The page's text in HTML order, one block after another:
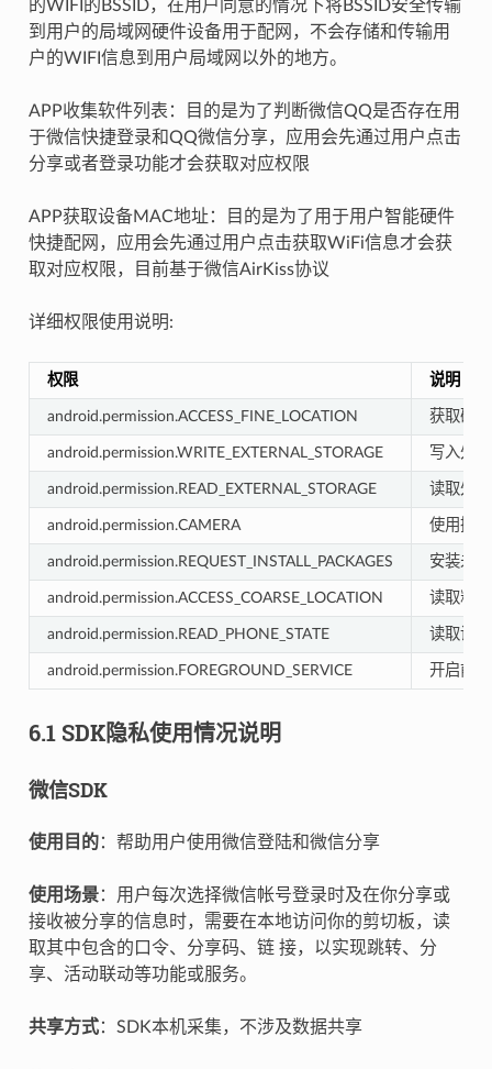
的WIFI的BSSID，在用户同意的情况下将BSSID安全传输
到用户的局域网硬件设备用于配网，不会存储和传输用
户的WIFI信息到用户局域网以外的地方。
APP收集软件列表：目的是为了判断微信QQ是否存在用
于微信快捷登录和QQ微信分享，应用会先通过用户点击
分享或者登录功能才会获取对应权限
APP获取设备MAC地址：目的是为了用于用户智能硬件
快捷配网，应用会先通过用户点击获取WiFi信息才会获
取对应权限，目前基于微信AirKiss协议
详细权限使用说明:
权限 说明
android.permission.ACCESS_FINE_LOCATION 获取确
android.permission.WRITE_EXTERNAL_STORAGE 写入外
android.permission.READ_EXTERNAL_STORAGE 读取外
android.permission.CAMERA 使用摄
android.permission.REQUEST_INSTALL_PACKAGES 安装未
android.permission.ACCESS_COARSE_LOCATION 读取粗
android.permission.READ_PHONE_STATE 读取设
android.permission.FOREGROUND_SERVICE 开启前
6.1 SDK隐私使用情况说明
微信SDK
使用目的：帮助用户使用微信登陆和微信分享
使用场景：用户每次选择微信帐号登录时及在你分享或
接收被分享的信息时，需要在本地访问你的剪切板，读
取其中包含的口令、分享码、链 接，以实现跳转、分
享、活动联动等功能或服务。
共享方式：SDK本机采集，不涉及数据共享